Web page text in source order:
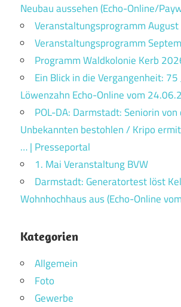
Neubau aussehen (Echo-Online/
Veranstaltungsprogramm
Veranstaltungsprogramm
Programm Waldkolonie Kerb
Ein Blick in die Vergangenheit:
Löwenzahn Echo-Online vom
POL-DA: Darmstadt: Seniorin von
Unbekannten bestohlen / Kripo
… | Presseportal
1. Mai Veranstaltung BVW
Darmstadt: Generatortest löst
Wohnhochhaus aus (Echo-Online
Kategorien
Allgemein
Foto
Gewerbe